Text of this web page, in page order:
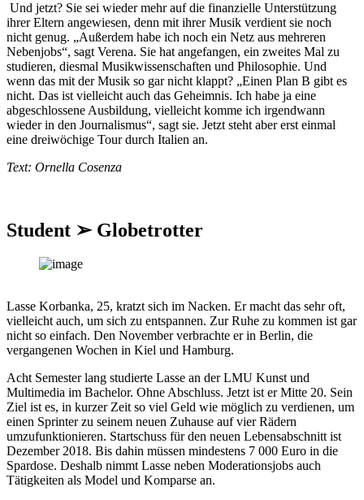
Und jetzt? Sie sei wieder mehr auf die finanzielle Unterstützung
ihrer Eltern angewiesen, denn mit ihrer Musik verdient sie noch
nicht genug. „Außerdem habe ich noch ein Netz aus mehreren
Nebenjobs“, sagt Verena. Sie hat angefangen, ein zweites Mal zu
studieren, diesmal Musikwissenschaften und Philosophie. Und
wenn das mit der Musik so gar nicht klappt? „Einen Plan B gibt es
nicht. Das ist vielleicht auch das Geheimnis. Ich habe ja eine
abgeschlossene Ausbildung, vielleicht komme ich irgendwann
wieder in den Journalismus“, sagt sie. Jetzt steht aber erst einmal
eine dreiwöchige Tour durch Italien an.
Text: Ornella Cosenza
Student ➢ Globetrotter
Lasse Korbanka, 25, kratzt sich im Nacken. Er macht das sehr oft,
vielleicht auch, um sich zu entspannen. Zur Ruhe zu kommen ist gar
nicht so einfach. Den November verbrachte er in Berlin, die
vergangenen Wochen in Kiel und Hamburg.
Acht Semester lang studierte Lasse an der LMU Kunst und
Multimedia im Bachelor. Ohne Abschluss. Jetzt ist er Mitte 20. Sein
Ziel ist es, in kurzer Zeit so viel Geld wie möglich zu verdienen, um
einen Sprinter zu seinem neuen Zuhause auf vier Rädern
umzufunktionieren. Startschuss für den neuen Lebensabschnitt ist
Dezember 2018. Bis dahin müssen mindestens 7 000 Euro in die
Spardose. Deshalb nimmt Lasse neben Moderationsjobs auch
Tätigkeiten als Model und Komparse an.